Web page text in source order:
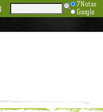
7Notas
Google